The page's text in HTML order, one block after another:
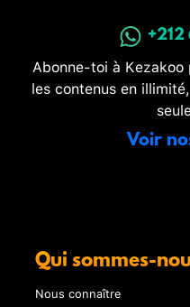
Abonne-toi à
les contenus en
Voir
Qui sommes-
Nous connaître